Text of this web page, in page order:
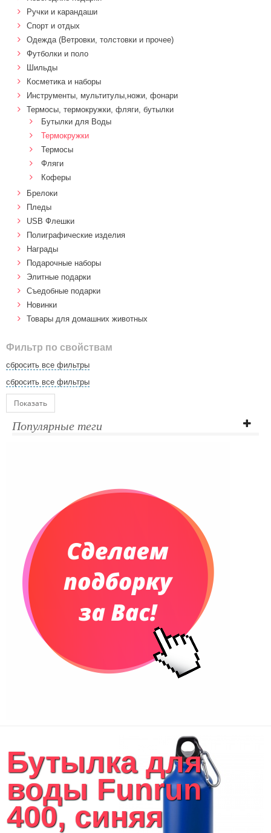
Ручки и карандаши
Спорт и отдых
Одежда (Ветровки, толстовки и прочее)
Футболки и поло
Шильды
Косметика и наборы
Инструменты, мультитулы,ножи, фонари
Термосы, термокружки, фляги, бутылки
Бутылки для Воды
Термокружки
Термосы
Фляги
Коферы
Брелоки
Пледы
USB Флешки
Полиграфические изделия
Награды
Подарочные наборы
Элитные подарки
Cъедобные подарки
Новинки
Товары для домашних животных
Фильтр по свойствам
сбросить все фильтры
сбросить все фильтры
Показать
Популярные теги
Бутылка для
воды Funrun
400, синяя